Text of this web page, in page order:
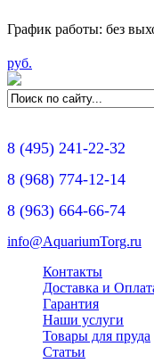
График работы: без
руб.
8 (495) 241-22-32
8 (968) 774-12-14
8 (963) 664-66-74
info@AquariumTorg.ru
Контакты
Доставка и
Гарантия
Наши услуги
Товары для пруда
Статьи